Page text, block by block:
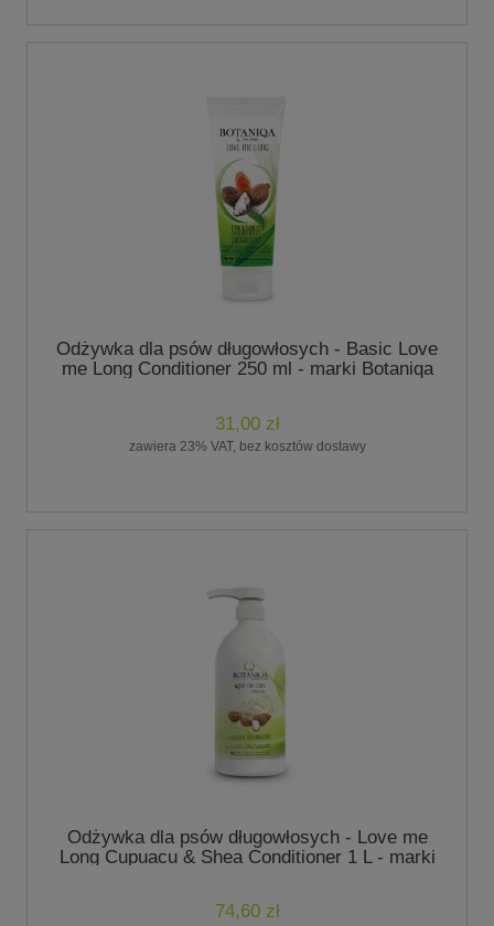
Odżywka dla psów długowłosych - Basic Love
me Long Conditioner 250 ml - marki Botaniqa
31,00 zł
zawiera 23% VAT, bez kosztów dostawy
Odżywka dla psów długowłosych - Love me
Long Cupuacu & Shea Conditioner 1 L - marki
74,60 zł